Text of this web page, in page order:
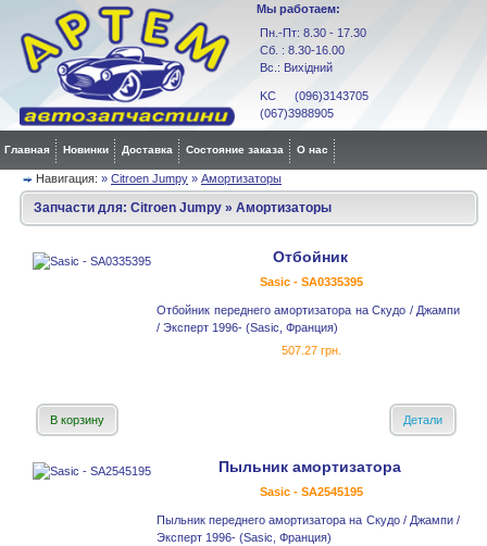
Мы работаем:
Пн.-Пт: 8.30 - 17.30
Сб. : 8.30-16.00
Вс.: Вихідний
KC (096)3143705
(067)3988905
Главная Новинки Доставка Состояние заказа О нас
Навигация: » Citroen Jumpy » Амортизаторы
Запчасти для: Citroen Jumpy » Амортизаторы
Отбойник
Sasic - SA0335395
Отбойник переднего амортизатора на Скудо / Джампи
/ Эксперт 1996- (Sasic, Франция)
507.27 грн.
В корзину Детали
Пыльник амортизатора
Sasic - SA2545195
Пыльник переднего амортизатора на Скудо / Джампи /
Эксперт 1996- (Sasic, Франция)